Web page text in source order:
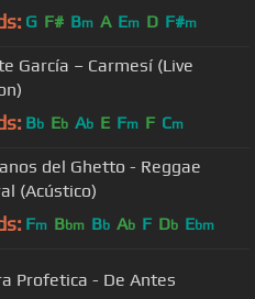
Session)
G F# Bm A Em D F#m
García – Carmesí (Live
Bb Eb Ab E Fm F Cm
del Ghetto - Reggae
(Acústico)
Fm Bbm Bb Ab F Db Ebm
Profetica - De Antes